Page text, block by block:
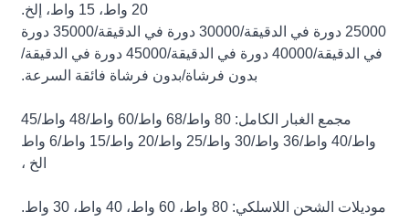
20 واط، 15 واط، إلخ.
25000 دورة في الدقيقة/30000 دورة في الدقيقة/35000 دورة
في الدقيقة/40000 دورة في الدقيقة/45000 دورة في الدقيقة/
بدون فرشاة/بدون فرشاة فائقة السرعة.
مجمع الغبار الكامل: 80 واط/68 واط/60 واط/48 واط/45
واط/40 واط/36 واط/30 واط/25 واط/20 واط/15 واط/6 واط
الخ ،
موديلات الشحن اللاسلكي: 80 واط، 60 واط، 40 واط، 30 واط.